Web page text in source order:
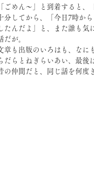
「ごめん〜」と到着すると
分してから、「今日7時か
たんだよ」と、また誰も気
だが。
章も出版のいろはも、なに
だらとねぎらいあい、最後
の仲間だと、同じ話を何度